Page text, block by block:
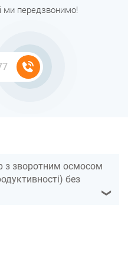
ми передзвонимо!
з зворотним осмосом
без
❯